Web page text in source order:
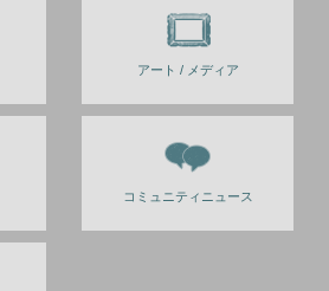
アート / メディア
コミュニティニュース